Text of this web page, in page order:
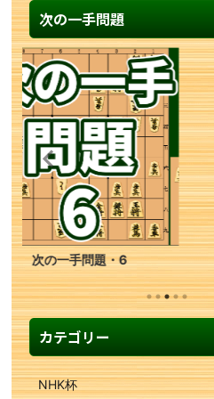
次の一手問題
次の一手問題・17
カテゴリー
NHK杯